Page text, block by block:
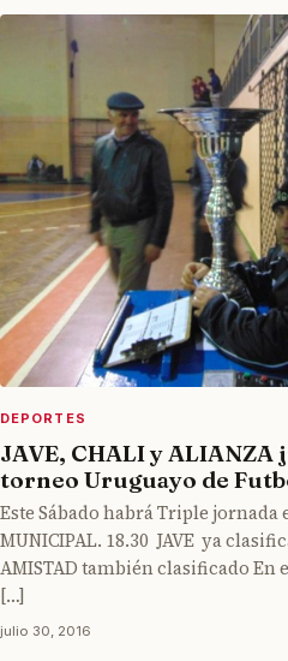
DEPORTES
JAVE, CHALI y ALIANZA
torneo Uruguayo de
Este Sábado habrá Triple jornada
MUNICIPAL. 18.30 JAVE ya
AMISTAD también clasificado En
[…]
julio 30, 2016